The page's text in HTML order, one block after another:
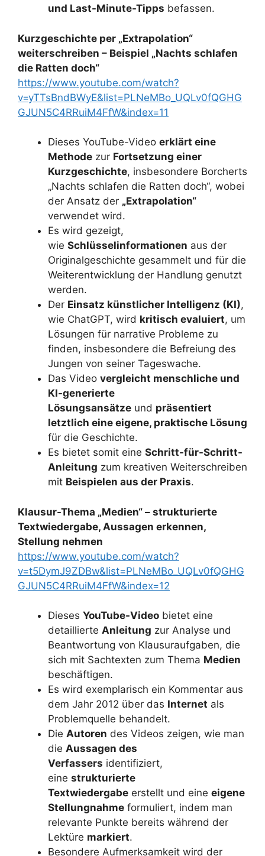
und Last-Minute-Tipps befassen.
Kurzgeschichte per „Extrapolation“
weiterschreiben – Beispiel „Nachts schlafen
die Ratten doch“
https://www.youtube.com/watch?
v=yTTsBndBWyE&list=PLNeMBo_UQLv0fQGHG
GJUN5C4RRuiM4FfW&index=11
Dieses YouTube-Video erklärt eine
Methode zur Fortsetzung einer
Kurzgeschichte, insbesondere Borcherts
„Nachts schlafen die Ratten doch“, wobei
der Ansatz der „Extrapolation“
verwendet wird.
Es wird gezeigt,
wie Schlüsselinformationen aus der
Originalgeschichte gesammelt und für die
Weiterentwicklung der Handlung genutzt
werden.
Der Einsatz künstlicher Intelligenz (KI),
wie ChatGPT, wird kritisch evaluiert, um
Lösungen für narrative Probleme zu
finden, insbesondere die Befreiung des
Jungen von seiner Tageswache.
Das Video vergleicht menschliche und
KI-generierte
Lösungsansätze und präsentiert
letztlich eine eigene, praktische Lösung
für die Geschichte.
Es bietet somit eine Schritt-für-Schritt-
Anleitung zum kreativen Weiterschreiben
mit Beispielen aus der Praxis.
Klausur-Thema „Medien“ – strukturierte
Textwiedergabe, Aussagen erkennen,
Stellung nehmen
https://www.youtube.com/watch?
v=t5DymJ9ZDBw&list=PLNeMBo_UQLv0fQGHG
GJUN5C4RRuiM4FfW&index=12
Dieses YouTube-Video bietet eine
detaillierte Anleitung zur Analyse und
Beantwortung von Klausuraufgaben, die
sich mit Sachtexten zum Thema Medien
beschäftigen.
Es wird exemplarisch ein Kommentar aus
dem Jahr 2012 über das Internet als
Problemquelle behandelt.
Die Autoren des Videos zeigen, wie man
die Aussagen des
Verfassers identifiziert,
eine strukturierte
Textwiedergabe erstellt und eine eigene
Stellungnahme formuliert, indem man
relevante Punkte bereits während der
Lektüre markiert.
Besondere Aufmerksamkeit wird der